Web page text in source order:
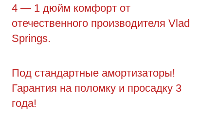
4 — 1 дюйм комфорт от
отечественного производителя Vlad
Springs.
Под стандартные амортизаторы!
Гарантия на поломку и просадку 3
года!